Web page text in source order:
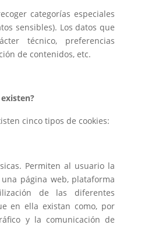
categorías especiales
sensibles). Los datos que
técnico, preferencias
de contenidos, etc.
cinco tipos de cookies:
Permiten al usuario la
página web, plataforma
de las diferentes
en ella existan como, por
y la comunicación de